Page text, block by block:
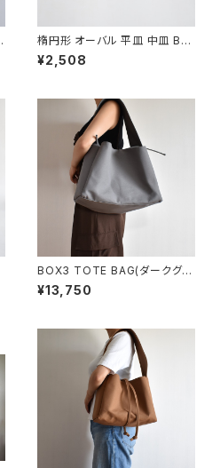
楕円形 オーバル 平皿 中皿 BS
P090
¥2,508
BOX3 TOTE BAG(ダークグレ
ー)
¥13,750